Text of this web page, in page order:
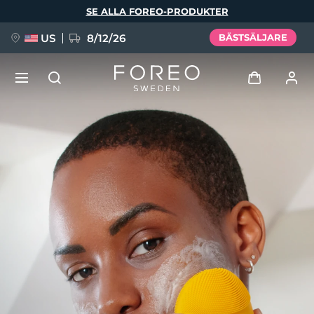
SE ALLA FOREO-PRODUKTER
US 8/12/26 BÄSTSÄLJARE
Användarprofil
Mina enheter
Mina beställningar
Mina adresser
Mina prenumerationer
NYHET
FAQ™ Pure Beauty-Tech Elixir
BREAKING NEWS
issa™ Teeth Whitening Set
Språk
English Deutsch
Español
Français
Italiano
Português
Svenska
Русский
Türkçe
简体中文 繁體中文